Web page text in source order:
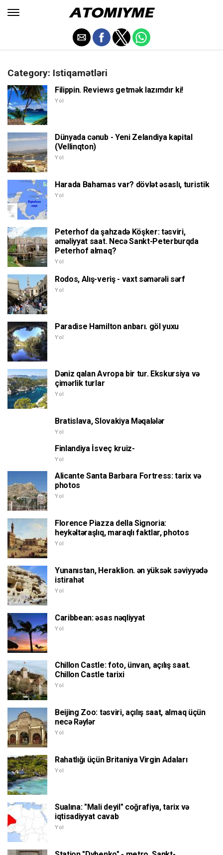
Category: Istiqamətləri
Filippin. Reviews getmək lazımdır ki!
Yol
Dünyada cənub - Yeni Zelandiya kapital
(Vellinqton)
Yol
Harada Bahamas var? dövlət əsaslı, turistik
Yol
Peterhof da şahzadə Köşker: təsviri,
əməliyyat saat. Necə Sankt-Peterburqda
Peterhof almaq?
Yol
Rodos, Alış-veriş - vaxt səmərəli sərf
Yol
Paradise Hamilton anbarı. göl yuxu
Yol
Dəniz qalan Avropa bir tur. Ekskursiya və
çimərlik turlar
Yol
Bratislava, Slovakiya Məqalələr
Yol
Finlandiya İsveç kruiz-
Yol
Alicante Santa Barbara Fortress: tarix və
photos
Yol
Florence Piazza della Signoria:
heykəltəraşlıq, maraqlı faktlar, photos
Yol
Yunanıstan, Heraklion. ən yüksək səviyyədə
istirahət
Yol
Caribbean: əsas nəqliyyat
Yol
Chillon Castle: foto, ünvan, açılış saat.
Chillon Castle tarixi
Yol
Beijing Zoo: təsviri, açılış saat, almaq üçün
necə Rəylər
Yol
Rahatlığı üçün Britaniya Virgin Adaları
Yol
Sualına: "Mali deyil" coğrafiya, tarix və
iqtisadiyyat cavab
Yol